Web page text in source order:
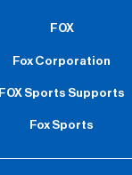
FOX
Fox Corporation
FOX Sports Supports
Fox Sports